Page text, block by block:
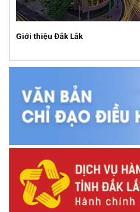
Giới thiệu Đắk Lắk